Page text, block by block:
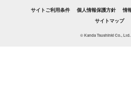
サイトご利用条件
サイトご利用条件 個人情報保護方針
情
サイトマップ
© Kanda Tsushinki Co., Ltd.